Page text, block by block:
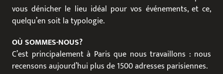
vous dénicher le lieu idéal pour vos événements, et ce,
quelqu’en soit la typologie.
OÙ SOMMES-NOUS?
C’est principalement à Paris que nous travaillons : nous
recensons aujourd’hui plus de 1500 adresses parisiennes.